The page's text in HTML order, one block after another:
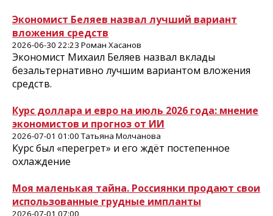
Экономист Беляев назвал лучший вариант
вложения средств
2026-06-30 22:23 Роман Хасанов
Экономист Михаил Беляев назвал вклады
безальтернативно лучшим вариантом вложения
средств.
Курс доллара и евро на июль 2026 года: мнение
экономистов и прогноз от ИИ
2026-07-01 01:00 Татьяна Молчанова
Курс был «перегрет» и его ждёт постепенное
охлаждение
Моя маленькая тайна. Россиянки продают свои
использованные грудные импланты
2026-07-01 07:00